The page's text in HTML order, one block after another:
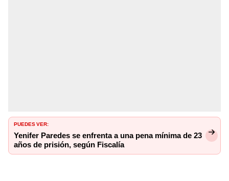
PUEDES VER:
Yenifer Paredes se enfrenta a una pena mínima de 23
años de prisión, según Fiscalía